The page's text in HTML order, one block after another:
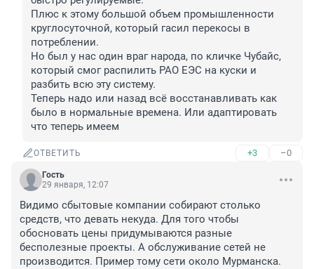
Плюс к этому большой объем промышленности
круглосуточной, который гасил перекосы в
потреблении.
Но был у нас один враг народа, по кличке Чубайс,
который смог распилить РАО ЕЭС на куски и
разбить всю эту систему.
Теперь надо или назад всё восстанавливать как
было в нормальные времена. Или адаптировать
что теперь имеем
ОТВЕТИТЬ +3 –0
Гость
29 января, 12:07
Видимо сбытовые компании собирают столько
средств, что девать некуда. Для того чтобы
обосновать цены придумываются разные
бесполезные проекты. А обслуживание сетей не
производится. Пример тому сети около Мурманска.